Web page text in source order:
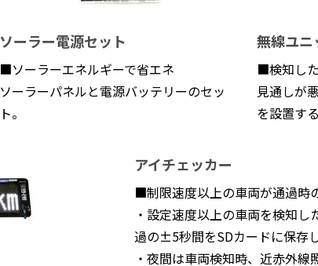
ソーラー電源セット
■ソーラーエネルギーで省エネ
ソーラーパネルと電源バッテリーのセッ
ト。
無線ユニ
■検知し
見通しが
を設置す
アイチェッカー
■制限速度以上の車両が通過時
・設定速度以上の車両を検知
過の±5秒間をSDカードに保存し
・夜間は車両検知時、近赤外